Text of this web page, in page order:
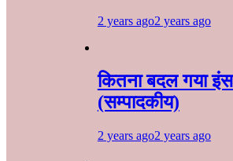
2 years ago2 years ago
कितना बदल गया
(सम्पादकीय)
2 years ago2 years ago